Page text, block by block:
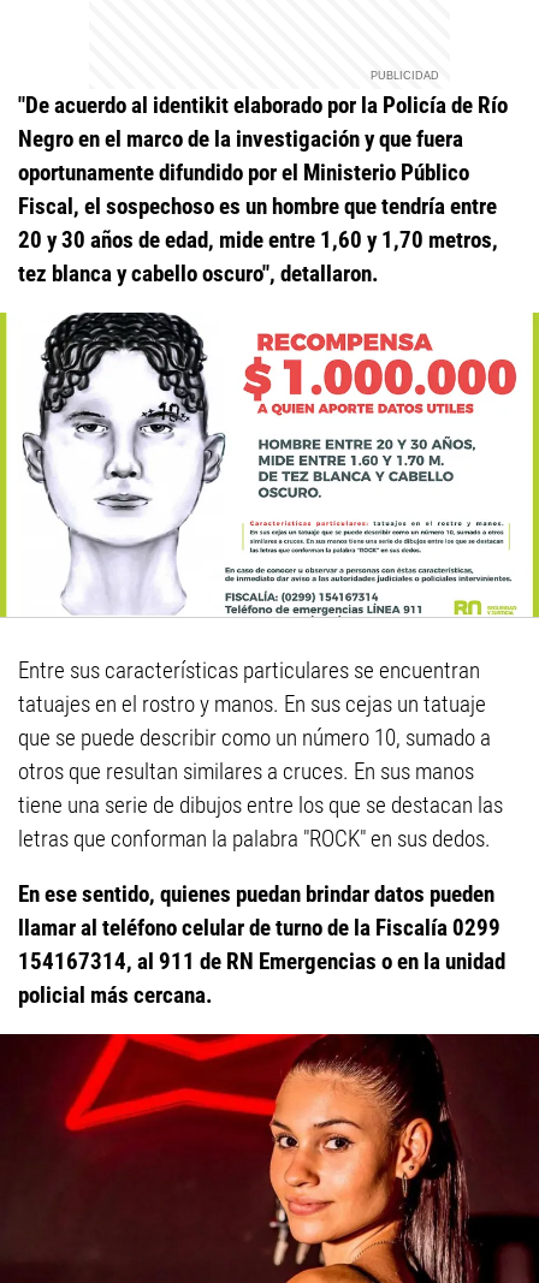
"De acuerdo al identikit elaborado por la Policía de Río
Negro en el marco de la investigación y que fuera
oportunamente difundido por el Ministerio Público
Fiscal, el sospechoso es un hombre que tendría entre
20 y 30 años de edad, mide entre 1,60 y 1,70 metros,
tez blanca y cabello oscuro", detallaron.
Entre sus características particulares se encuentran
tatuajes en el rostro y manos. En sus cejas un tatuaje
que se puede describir como un número 10, sumado a
otros que resultan similares a cruces. En sus manos
tiene una serie de dibujos entre los que se destacan las
letras que conforman la palabra "ROCK" en sus dedos.
En ese sentido, quienes puedan brindar datos pueden
llamar al teléfono celular de turno de la Fiscalía 0299
154167314, al 911 de RN Emergencias o en la unidad
policial más cercana.